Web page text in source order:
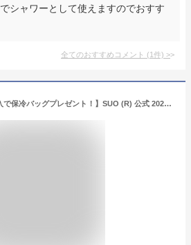
シャワーとして使えますのでおすす
全てのおすすめコメント (1件) >
【2,500円以上の購入で保冷バッグプレゼント！】SUO (R) 公式 2024年新商品 Made ln Japan 特許取得済 熱中症対策28°ICE 植物由来材料使用 クールリング クールネック クール リング アイスリング XS SS S M L 犬リングクールバンド アイスヘッドSUO RING